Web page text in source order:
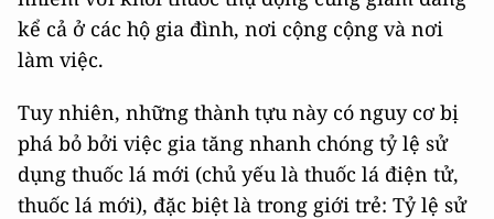
kể cả ở các hộ gia đình, nơi cộng cộng và nơi
làm việc.
Tuy nhiên, những thành tựu này có nguy cơ bị
phá bỏ bởi việc gia tăng nhanh chóng tỷ lệ sử
dụng thuốc lá mới (chủ yếu là thuốc lá điện tử,
thuốc lá mới), đặc biệt là trong giới trẻ: Tỷ lệ sử